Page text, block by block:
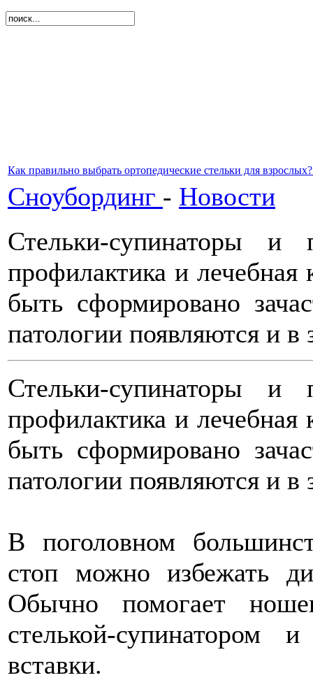
Как правильно выбрать ортопедические стельки для
Сноубординг - Новости
Стельки-супинаторы
профилактика и
быть сформировано
патологии появляются и в
Стельки-супинаторы
профилактика и
быть сформировано
патологии появляются и в
В поголовном
стоп можно избежать
Обычно помогает
стелькой-супинатором
вставки.